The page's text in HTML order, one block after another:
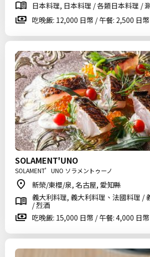
日本料理, 日本料理 / 各類日本料理 /
吃晚飯: 12,000 日幣 / 午餐: 2,500 日幣
SOLAMENT'UNO
SOLAMENT’UNO ソラメントゥーノ
新榮/東櫻/泉, 名古屋, 愛知縣
義大利料理, 義大利料理、法國料理 /
/ 烈酒
吃晚飯: 15,000 日幣 / 午餐: 4,000 日幣